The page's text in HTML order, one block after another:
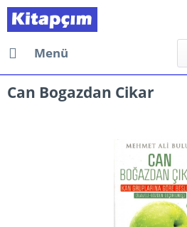
Menü
Can Bogazdan Cikar